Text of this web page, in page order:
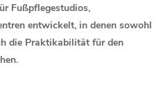
Fußpflegestudios,
entwickelt, in denen sowohl
die Praktikabilität fürden